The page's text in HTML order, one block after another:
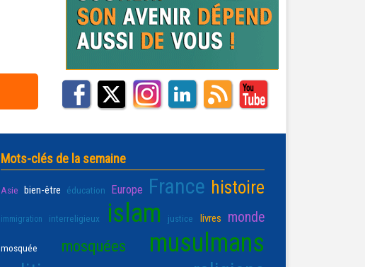
Mots-clés de la semaine
Asie bien-être éducation Europe France histoire
immigration interreligieux islam justice livres monde
mosquée mosquées musulmans